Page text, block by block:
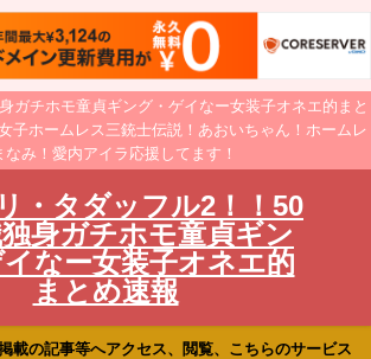
ガチホモ童貞ギング・ゲイなー女装子オネエ的まと
子ホームレス三銃士伝説！あおいちゃん！ホームレ
なみ！愛内アイラ応援してます！
・タダッフル2！！50
身ガチホモ童貞ギン
なー女装子オネエ的
まとめ速報
載の記事等へアクセス、閲覧、こちらのサービス